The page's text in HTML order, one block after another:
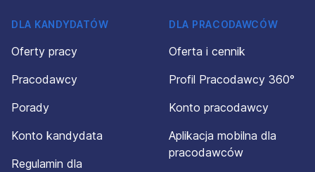
DLA KANDYDATÓW
Oferty pracy
Pracodawcy
Porady
Konto kandydata
Regulamin dla
DLA PRACODAWCÓW
Oferta i cennik
Profil Pracodawcy 360°
Konto pracodawcy
Aplikacja mobilna dla
pracodawców